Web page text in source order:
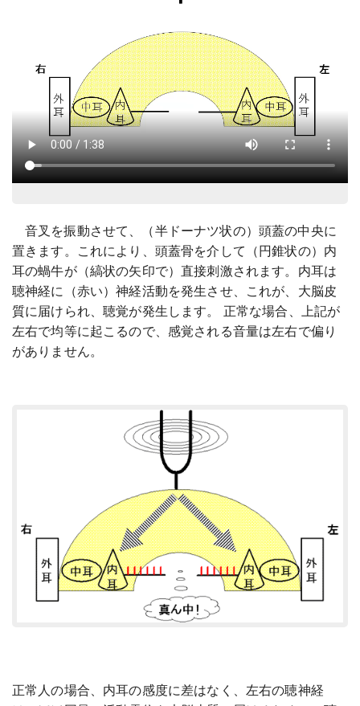
音叉を振動させて、（半ドーナツ状の）頭蓋の中央に
置きます。これにより、頭蓋骨を介して（円錐状の）内
耳の蝸牛が（縞状の矢印で）直接刺激されます。内耳は
聴神経に（赤い）神経活動を発生させ、これが、大脳皮
質に届けられ、聴覚が発生します。 正常な場合、上記が
左右で均等に起こるので、感覚される音量は左右で偏り
がありません。
正常人の場合、内耳の感度に差はなく、左右の聴神経